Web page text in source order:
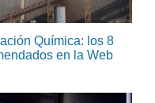
Química: los 8
en la Web